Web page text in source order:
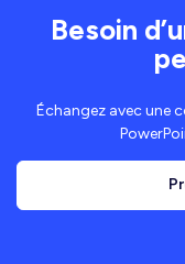
Besoin
Échangez avec une